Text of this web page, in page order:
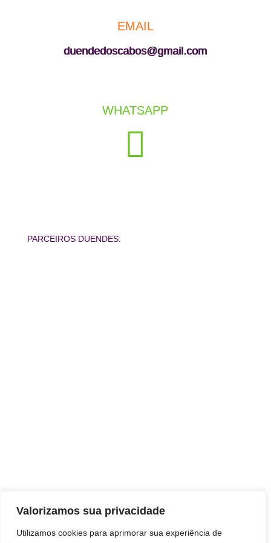
Valorizamos sua privacidade
Utilizamos cookies para aprimorar sua experiência de
EMAIL
duendedoscabos@gmail.com
WHATSAPP

PARCEIROS DUENDES: